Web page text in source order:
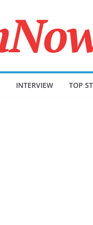
INTERVIEW TOP